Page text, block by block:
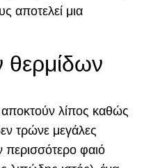
αποτελεί μια
αποκτούν λίπος καθώς
τρώνε μεγάλες
περισσότερο φαιό